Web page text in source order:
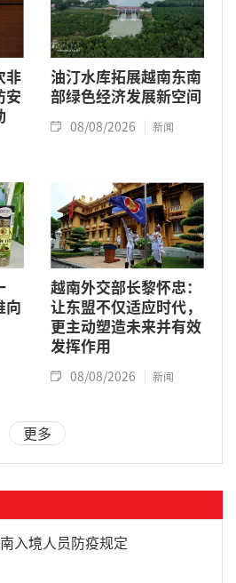
非
安
油汀水库拓展越南东南
部绿色经济发展新空间
08/08/2026 新闻
向
越南外交部长黎怀忠：
让东盟不仅适应时代，
更主动塑造未来并有效
发挥作用
08/08/2026 新闻
更多
入境人员防疫规定